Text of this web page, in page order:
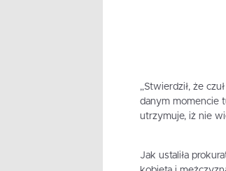
„Stwierdził, że
danym momencie
utrzymuje, iż nie
Jak ustaliła